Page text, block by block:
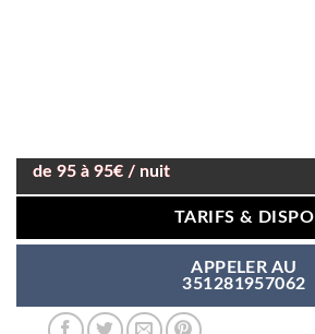
de 95 à 95€ / nuit
TARIFS & DISPO
APPELER AU
351281957062